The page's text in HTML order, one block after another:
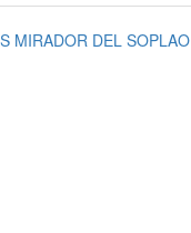
MIRADOR DEL SOPLAO